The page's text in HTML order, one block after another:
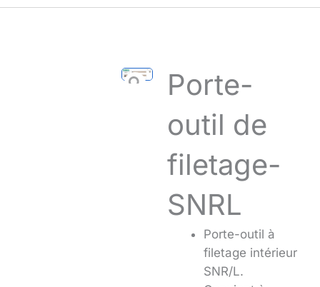
Porte-
outil de
filetage-
SNRL
Porte-outil à
filetage intérieur
SNR/L.